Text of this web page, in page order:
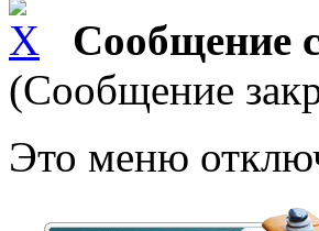
Сообщение
(Сообщение
Это меню